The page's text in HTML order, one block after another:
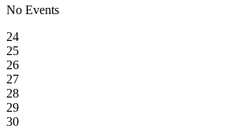
No Events
24
25
26
27
28
29
30